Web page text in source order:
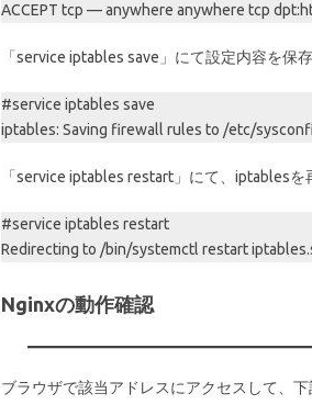
ACCEPT tcp — anywhere anywhere tcp
「service iptables save」にて設定内容を保存
#service iptables save
iptables: Saving firewall rules to /etc/
「service iptables restart」にて、iptablesを
#service iptables restart
Redirecting to /bin/systemctl restart
Nginxの動作確認
ブラウザで該当アドレスにアクセスして、